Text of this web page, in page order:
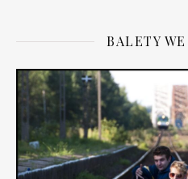
BALETY